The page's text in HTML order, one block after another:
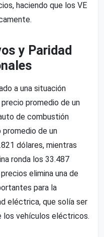
haciendo que los VE
y Paridad
a una situación
promedio de un
de combustión
de un
dólares, mientras
ronda los 33.487
elimina una de
para la
eléctrica, que solía ser
los vehículos eléctricos.